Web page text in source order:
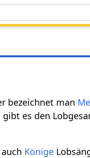
bezeichnet man
gibt es den
Könige